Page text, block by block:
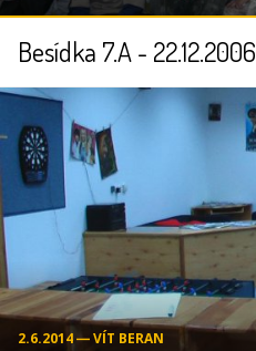
Besídka 7.A - 22.12.2006
2.6.2014 ― VÍT BERAN